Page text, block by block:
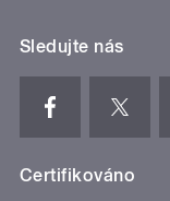
Sledujte nás
Certifikováno